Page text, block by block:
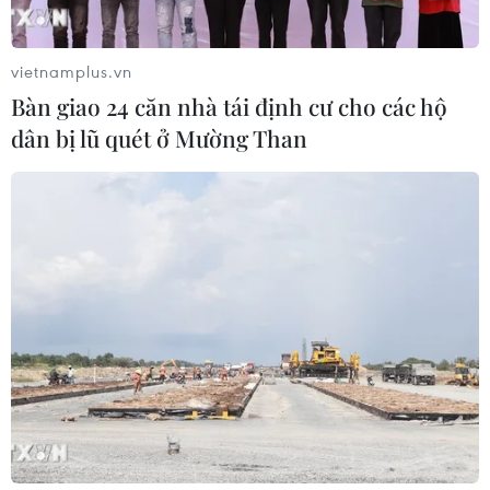
đảo
04/08/2026 03:17
ASEAN Cup 2026: "Chìa khóa" giúp
tuyển Việt Nam quật ngã Indonesia
04/08/2026 03:05
Nam tạo "cơn địa chấn" trên truyền
04/08/2026 02:45
Báo chí Đông Nam Á "dậy
sóng" vì tuyển Việt Nam, chỉ ra lý do
vietnamplus.vn
Bàn giao 24 căn nhà tái định cư cho các hộ
dân bị lũ quét ở Mường Than